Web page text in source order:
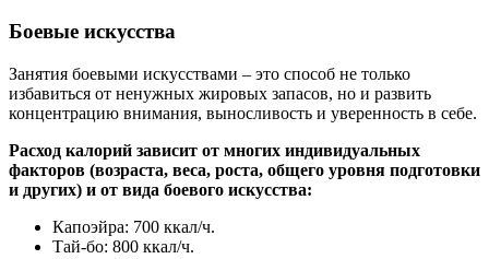
Боевые искусства
Занятия боевыми искусствами – это способ не только
избавиться от ненужных жировых запасов, но и развить
концентрацию внимания, выносливость и уверенность в себе.
Расход калорий зависит от многих индивидуальных
факторов (возраста, веса, роста, общего уровня подготовки
и других) и от вида боевого искусства:
Капоэйра: 700 ккал/ч.
Тай-бо: 800 ккал/ч.